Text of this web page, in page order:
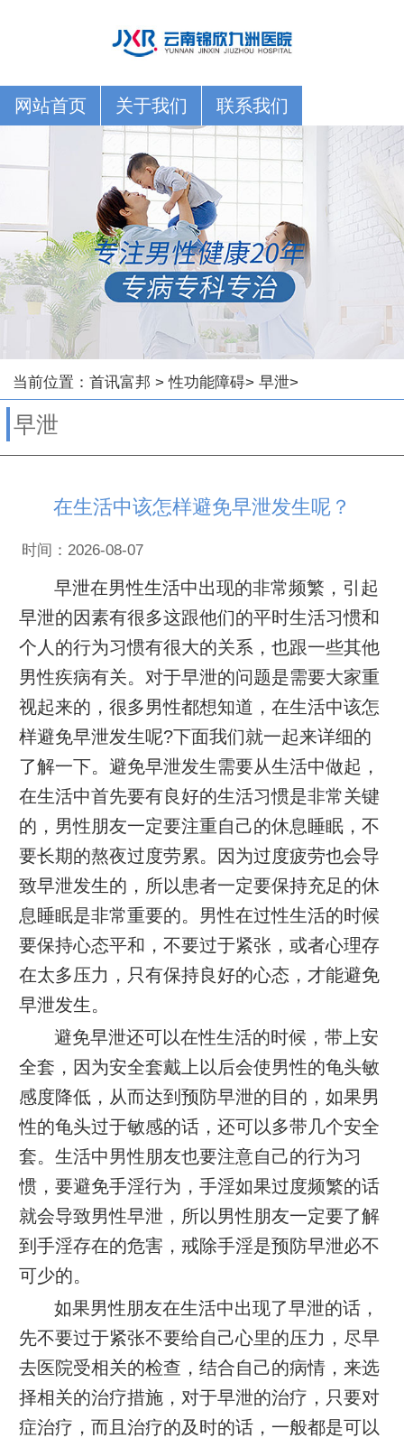
网站首页 关于我们 联系我们
当前位置： 首讯富邦 >性功能障碍> 早泄>
早泄
在生活中该怎样避免早泄发生呢？
时间：2026-08-07
早泄在男性生活中出现的非常频繁，引起
早泄的因素有很多这跟他们的平时生活习惯和
个人的行为习惯有很大的关系，也跟一些其他
男性疾病有关。对于早泄的问题是需要大家重
视起来的，很多男性都想知道，在生活中该怎
样避免早泄发生呢?下面我们就一起来详细的
了解一下。避免早泄发生需要从生活中做起，
在生活中首先要有良好的生活习惯是非常关键
的，男性朋友一定要注重自己的休息睡眠，不
要长期的熬夜过度劳累。因为过度疲劳也会导
致早泄发生的，所以患者一定要保持充足的休
息睡眠是非常重要的。男性在过性生活的时候
要保持心态平和，不要过于紧张，或者心理存
在太多压力，只有保持良好的心态，才能避免
早泄发生。
避免早泄还可以在性生活的时候，带上安
全套，因为安全套戴上以后会使男性的龟头敏
感度降低，从而达到预防早泄的目的，如果男
性的龟头过于敏感的话，还可以多带几个安全
套。生活中男性朋友也要注意自己的行为习
惯，要避免手淫行为，手淫如果过度频繁的话
就会导致男性早泄，所以男性朋友一定要了解
到手淫存在的危害，戒除手淫是预防早泄必不
可少的。
如果男性朋友在生活中出现了早泄的话，
先不要过于紧张不要给自己心里的压力，尽早
去医院受相关的检查，结合自己的病情，来选
择相关的治疗措施，对于早泄的治疗，只要对
症治疗，而且治疗的及时的话，一般都是可以